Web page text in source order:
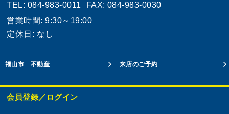
TEL: 084-983-0011
FAX: 084-983-0030
営業時間: 9:30～19:00
定休日: なし
福山市 不動産 来店のご予約
会員登録／ログイン